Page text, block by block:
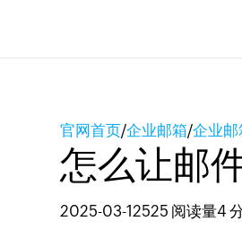
官网首页/企业邮箱/企业邮
怎么让邮
2025-03-12525 阅读量4